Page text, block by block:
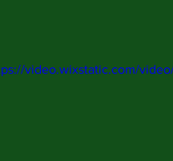
video.wixstatic.com/